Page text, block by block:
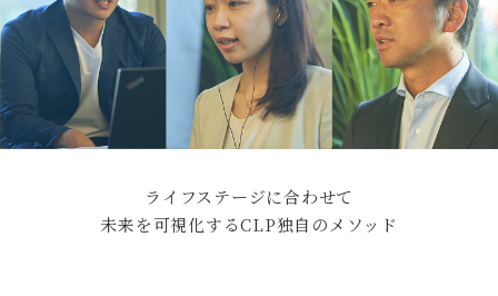
ライフステージに合わせて
未来を可視化するCLP独自のメソッド